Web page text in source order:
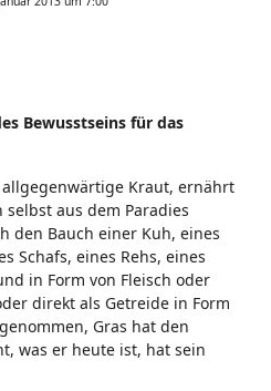
Bewusstseins für das
Kraut, ernährt
aus dem Paradies
den Bauch einer Kuh, eines
Schafs, eines Rehs, eines
in Form von Fleisch oder
direkt als Getreide in Form
Gras hat den
was er heute ist, hat sein